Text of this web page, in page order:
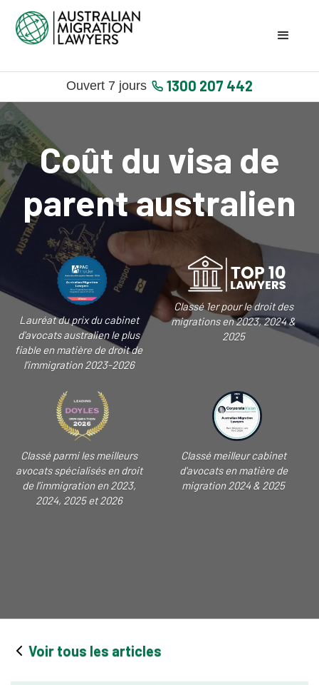
Ouvert 7 jours 1300 207 442
Coût du visa de
parent australien
Lauréat du prix du cabinet
d'avocats australien le plus
fiable en matière de droit de
l'immigration 2023-2026
Classé 1er pour le droit des
migrations en 2023, 2024 &
2025
Classé parmi les meilleurs
avocats spécialisés en droit
de l'immigration en 2023,
2024, 2025 et 2026
Classé meilleur cabinet
d'avocats en matière de
migration 2024 & 2025
Voir tous les articles